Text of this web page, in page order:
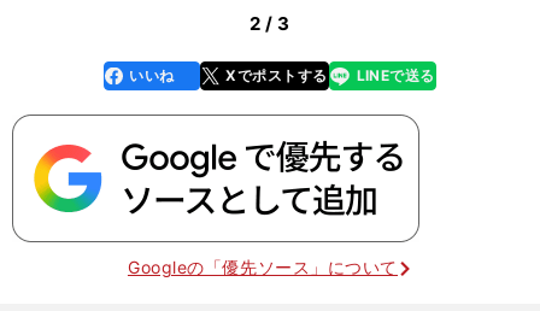
2 / 3
faceboo
k
いいね Xでポストする
line LINEで送る
Googleの「優先ソース」について